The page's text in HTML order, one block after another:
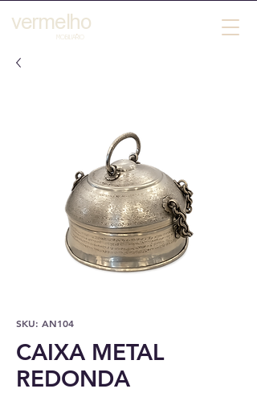
vermelho
MOBILIARIO
´
SKU: AN104
CAIXA METAL
REDONDA